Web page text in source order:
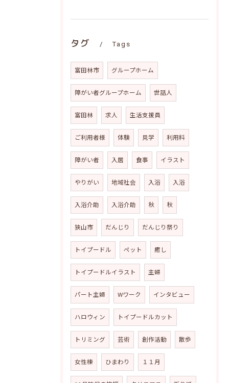
タグ Tags
富田林市 グループホーム
障がい者グループホーム 世話人
富田林 求人 生活支援員
ご利用者様 体験 見学 利用料
障がい者 入居 食事 イラスト
やりがい 地域社会 入浴 入浴
入浴介助 入浴介助 秋 秋
狭山市 だんじり だんじり祭り
トイプードル ペット 癒し
トイプードルイラスト 主婦
パート主婦 Wワーク インタビュー
ハロウィン トイプードルカット
トリミング 芸術 創作活動 散歩
女性棟 ひまわり １１月